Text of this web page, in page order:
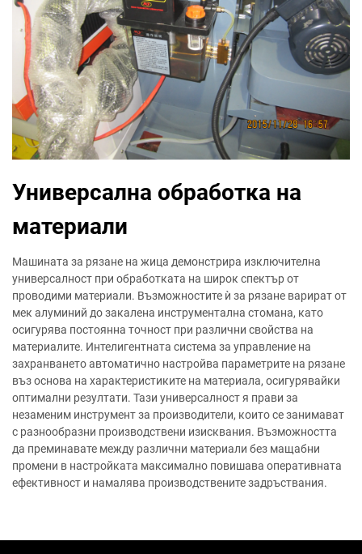
Универсална обработка на
материали
Машината за рязане на жица демонстрира изключителна
универсалност при обработката на широк спектър от
проводими материали. Възможностите ѝ за рязане варират от
мек алуминий до закалена инструментална стомана, като
осигурява постоянна точност при различни свойства на
материалите. Интелигентната система за управление на
захранването автоматично настройва параметрите на рязане
въз основа на характеристиките на материала, осигурявайки
оптимални резултати. Тази универсалност я прави за
незаменим инструмент за производители, които се занимават
с разнообразни производствени изисквания. Възможността
да преминавате между различни материали без мащабни
промени в настройката максимално повишава оперативната
ефективност и намалява производствените задръствания.